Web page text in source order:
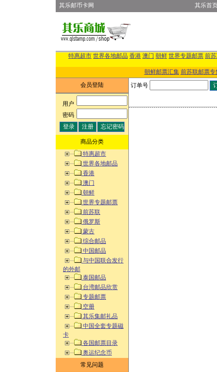
其乐邮币卡网 其乐首
特惠超市 世界各地邮品 香港 澳门 朝鲜 世界专题邮票 前
朝鲜邮票汇集 前苏联邮票专
会员登陆
用户:
密码:
商品分类
特惠超市
世界各地邮品
香港
澳门
朝鲜
世界专题邮票
前苏联
俄罗斯
蒙古
综合邮品
中国邮品
与中国联合发行
的外邮
泰国邮品
台湾邮品欣赏
专题邮票
空册
其乐集邮礼品
中国全套专题磁
卡
各国邮票目录
奥运纪念币
常见问题
订单号